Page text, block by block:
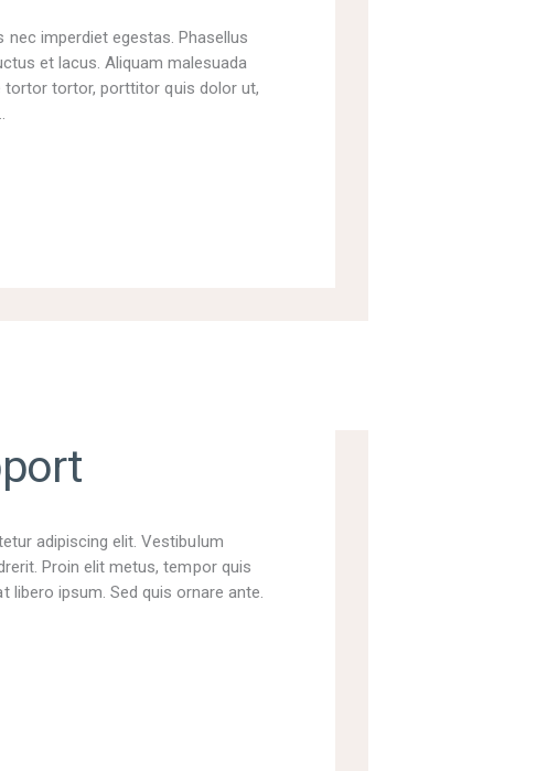
imperdiet egestas. Phasellus
et lacus. Aliquam malesuada
tortor tortor, porttitor quis dolor ut,
adipiscing elit. Vestibulum
Proin elit metus, tempor quis
libero ipsum. Sed quis ornare ante.